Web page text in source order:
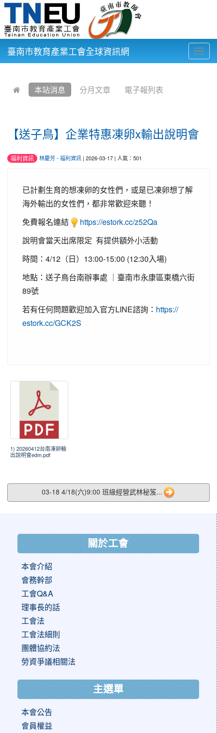
臺南市教育產業工會全球資訊網
本站消息 分月文章 電子報列表
【送子鳥】企業特惠凍卵x輸出說明會
福利資訊 林慶芳- 福利資訊 | 2026-03-17 | 人氣：501
已計劃生育的想凍卵的女性們， 或是已凍卵想了解
海外輸出的女性們，都非常歡迎來聽！
免費報名連結
https://estork.cc/z52Qa
說明會當天出席限定 有提供額外小活動
時間：4/12（日）13:00-15:00 (12:30入場)
地點：送子鳥台南辦事處 ｜臺南市永康區東橋六街
89號
若有任何問題歡迎加入官方LINE諮詢： https://
estork.cc/GCK2S
1) 20260412台南凍卵輸
出說明會edm.pdf
03-18 4/18(六)9:00 班級經營武林秘笈...
關於工會
本會介紹
會務幹部
工會Q&A
理事長的話
工會法
工會法細則
團體協約法
勞資爭議相關法
主選單
本會公告
會員權益